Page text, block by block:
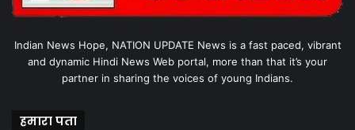
Indian News Hope, NATION UPDATE News is a fast paced, vibrant
and dynamic Hindi News Web portal, more than that it’s your
partner in sharing the voices of young Indians.
हमारा पता